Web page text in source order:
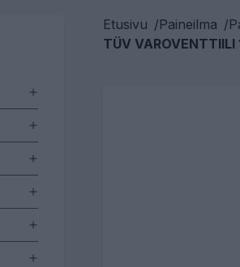
Etusivu /Paineilma /
TÜV